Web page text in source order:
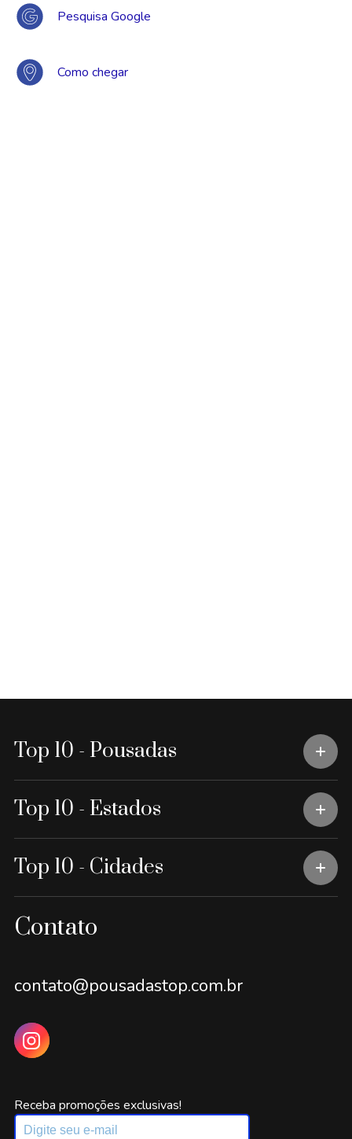
Pesquisa Google
Como chegar
Top 10 - Pousadas
Top 10 - Estados
Top 10 - Cidades
Contato
contato@pousadastop.com.br
Receba promoções exclusivas!